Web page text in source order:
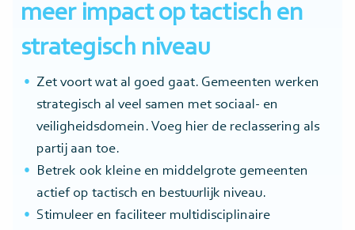
meer impact op tactisch en
strategisch niveau
Zet voort wat al goed gaat. Gemeenten werken
strategisch al veel samen met sociaal- en
veiligheidsdomein. Voeg hier de reclassering als
partij aan toe.
Betrek ook kleine en middelgrote gemeenten
actief op tactisch en bestuurlijk niveau.
Stimuleer en faciliteer multidisciplinaire